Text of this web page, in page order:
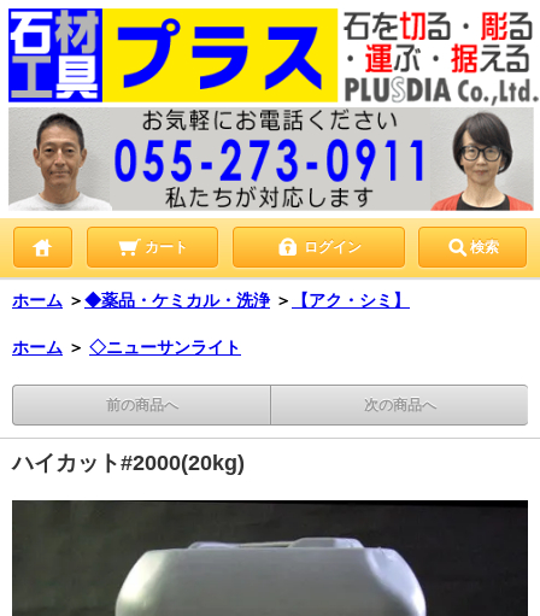
カート ログイン 検索
ホーム ＞◆薬品・ケミカル・洗浄 ＞ 【アク・シミ】
ホーム ＞ ◇ニューサンライト
前の商品へ 次の商品へ
ハイカット#2000(20kg)